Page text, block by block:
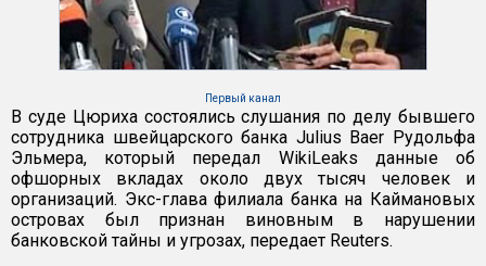
Первый канал
В суде Цюриха состоялись слушания по делу бывшего
сотрудника швейцарского банка Julius Baer Рудольфа
Эльмера, который передал WikiLeaks данные об
офшорных вкладах около двух тысяч человек и
организаций. Экс-глава филиала банка на Каймановых
островах был признан виновным в нарушении
банковской тайны и угрозах, передает Reuters.